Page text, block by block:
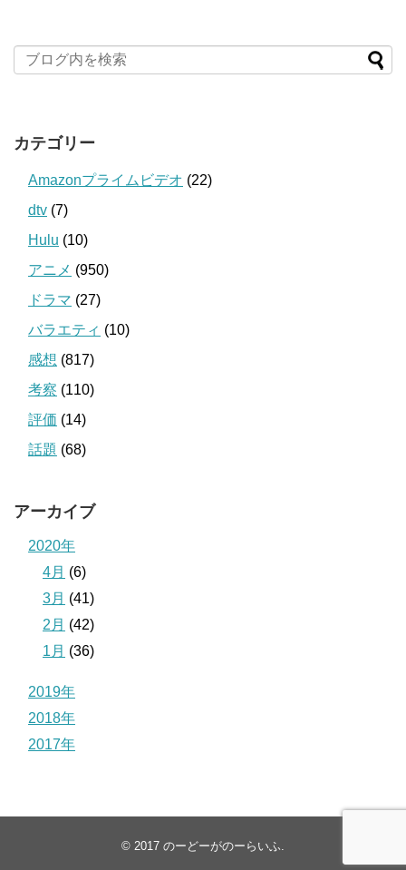
カテゴリー
Amazonプライムビデオ (22)
dtv (7)
Hulu (10)
アニメ (950)
ドラマ (27)
バラエティ (10)
感想 (817)
考察 (110)
評価 (14)
話題 (68)
アーカイブ
2020年
4月 (6)
3月 (41)
2月 (42)
1月 (36)
2019年
2018年
2017年
© 2017 のーどーがのーらいふ.